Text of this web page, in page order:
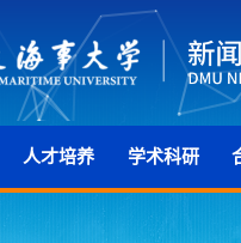
人才培养 学术科研